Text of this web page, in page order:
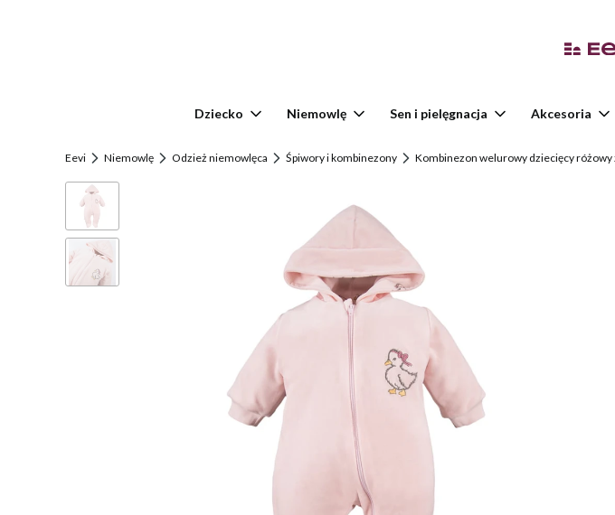
Dziecko Niemowlę Sen i pielęgnacja Akcesoria
Eevi Niemowlę Odzież niemowlęca Śpiwory i kombinezony Kombinezon welurowy dziecięcy różowy